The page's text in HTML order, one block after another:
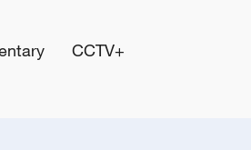
CCTV+